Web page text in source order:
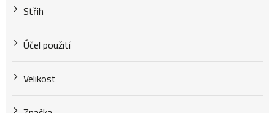
Střih
Účel použití
Velikost